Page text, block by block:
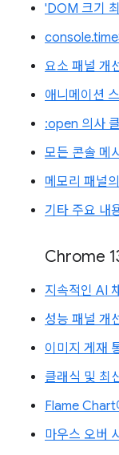
'DOM 크기
요소 패널 개
애니메이션
:open 의사
모든 콘솔 메
메모리 패널
기타 주요 내
Chrome
지속적인 AI
성능 패널 개
이미지 게재
클래식 및 최
Flame Chart
마우스 오버